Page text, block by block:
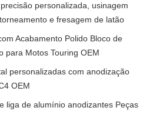
personalizada, usinagem
e fresagem de latão
Acabamento Polido Bloco de
para Motos Touring OEM
personalizadas com anodização
OEM
liga de alumínio anodizantes Peças